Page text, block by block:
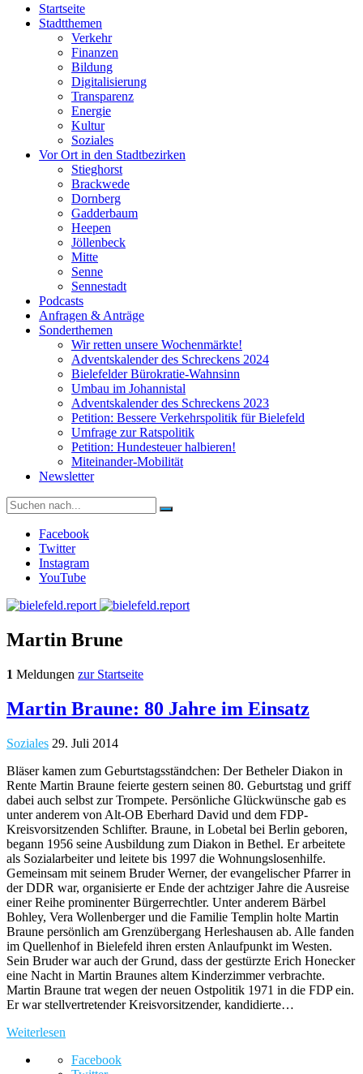
Startseite
Stadtthemen
Verkehr
Finanzen
Bildung
Digitalisierung
Transparenz
Energie
Kultur
Soziales
Vor Ort in den Stadtbezirken
Stieghorst
Brackwede
Dornberg
Gadderbaum
Heepen
Jöllenbeck
Mitte
Senne
Sennestadt
Podcasts
Anfragen & Anträge
Sonderthemen
Wir retten unsere Wochenmärkte!
Adventskalender des Schreckens 2024
Bielefelder Bürokratie-Wahnsinn
Umbau im Johannistal
Adventskalender des Schreckens 2023
Petition: Bessere Verkehrspolitik für Bielefeld​​
Umfrage zur Ratspolitik
Petition: Hundesteuer halbieren!
Miteinander-Mobilität
Newsletter
Suche
nach:
Facebook
Twitter
Instagram
YouTube
Martin Brune
1 Meldungen zur Startseite
Martin Braune: 80 Jahre im Einsatz
Soziales 29. Juli 2014
Bläser kamen zum Geburtstagsständchen: Der Betheler Diakon in
Rente Martin Braune feierte gestern seinen 80. Geburtstag und griff
dabei auch selbst zur Trompete. Persönliche Glückwünsche gab es
unter anderem von Alt-OB Eberhard David und dem FDP-
Kreisvorsitzenden Schlifter. Braune, in Lobetal bei Berlin geboren,
begann 1956 seine Ausbildung zum Diakon in Bethel. Er arbeitete
als Sozialarbeiter und leitete bis 1997 die Wohnungslosenhilfe.
Gemeinsam mit seinem Bruder Werner, der evangelischer Pfarrer in
der DDR war, organisierte er Ende der achtziger Jahre die Ausreise
einer Reihe prominenter Bürgerrechtler. Unter anderem Bärbel
Bohley, Vera Wollenberger und die Familie Templin holte Martin
Braune persönlich am Grenzübergang Herleshausen ab. Alle fanden
im Quellenhof in Bielefeld ihren ersten Anlaufpunkt im Westen.
Sein Bruder war auch der Grund, dass der gestürzte Erich Honecker
eine Nacht in Martin Braunes altem Kinderzimmer verbrachte.
Martin Braune trat wegen der neuen Ostpolitik 1971 in die FDP ein.
Er war stellvertretender Kreisvorsitzender, kandidierte…
Weiterlesen
Facebook